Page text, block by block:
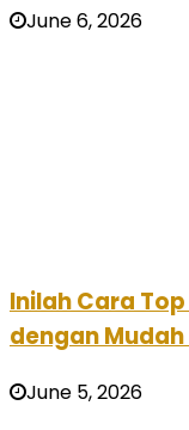
June 6, 2026
Inilah Cara Top
dengan
June 5, 2026